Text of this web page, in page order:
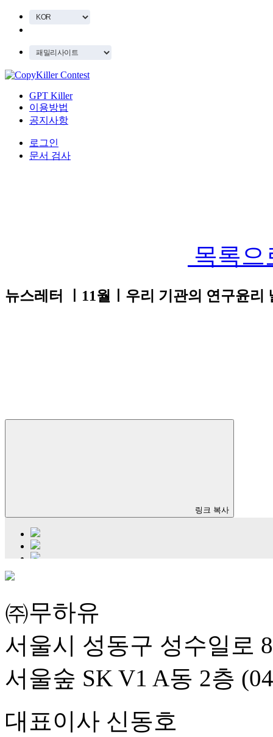
GPT Killer
이용방법
공지사항
로그인
문서 검사
목록으
뉴스레터 ㅣ11월ㅣ우리 기관의 연구윤
링크 복사
㈜무하유
서울시 성동구 성수일로
서울숲 SK V1 A동 2층
대표이사 신동호